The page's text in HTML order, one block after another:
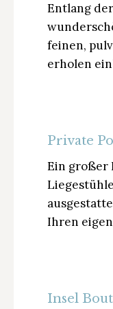
Entlang
feinen,
erholen
Private
Ein großer
Ihren
Insel